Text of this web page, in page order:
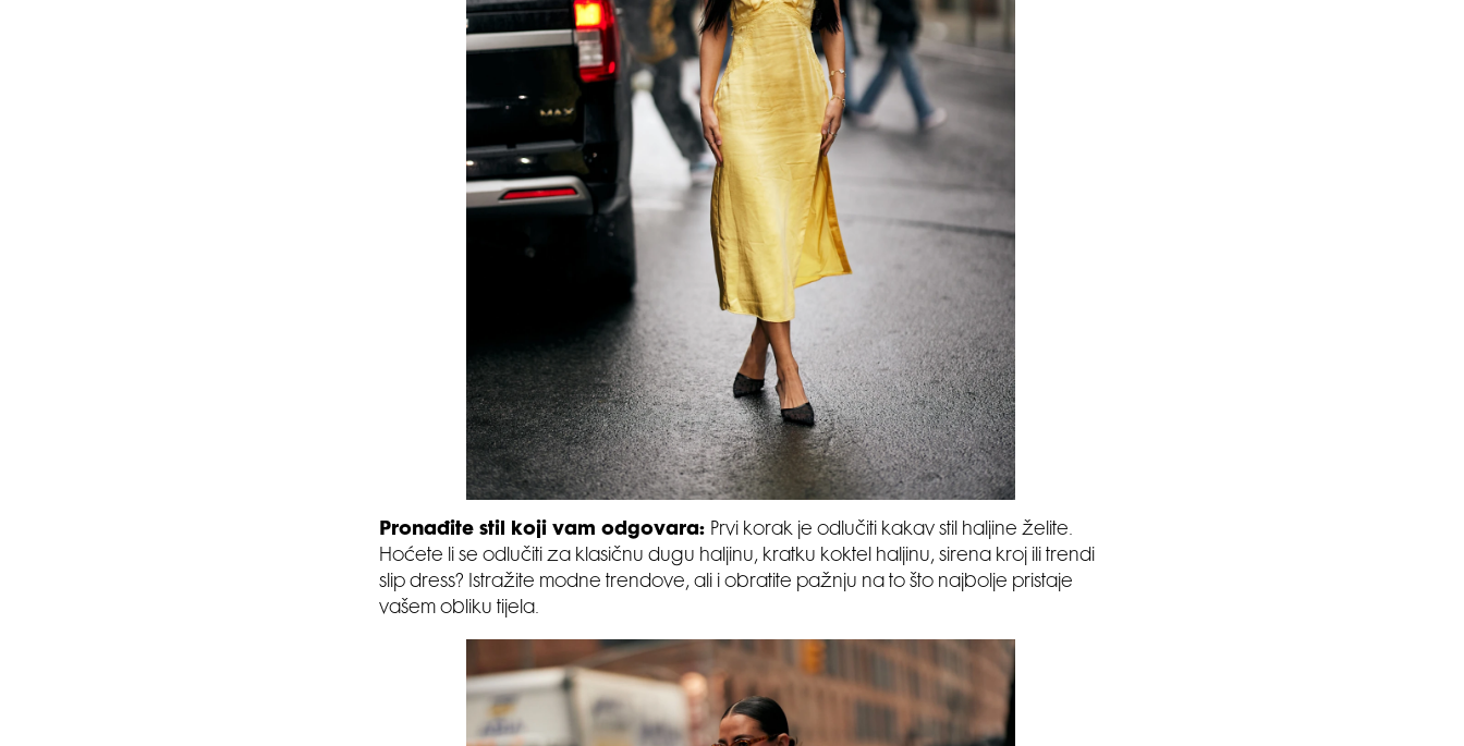
Pronađite stil koji vam odgovara: Prvi korak je odlučiti kakav stil haljine želite.
Hoćete li se odlučiti za klasičnu dugu haljinu, kratku koktel haljinu, sirena kroj ili trendi
slip dress? Istražite modne trendove, ali i obratite pažnju na to što najbolje pristaje
vašem obliku tijela.